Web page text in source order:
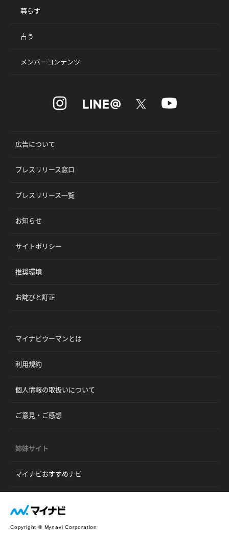
暮らす
占う
メンバーコンテンツ
広告について
プレスリリース窓口
プレスリリース一覧
お知らせ
サイトポリシー
推奨環境
お詫びと訂正
マイナビウーマンとは
利用規約
個人情報の取扱いについて
ご意見・ご感想
姉妹サイト
マイナビおすすめナビ
Copyright © Mynavi Corporation